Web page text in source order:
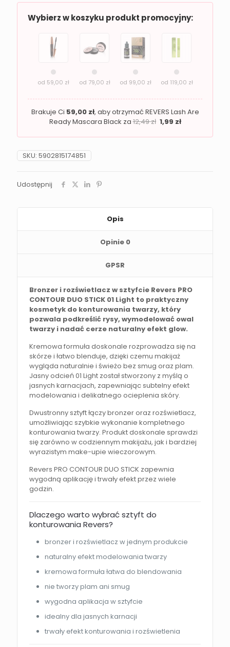
w
sztyfcie
Revers
Wybierz w koszyku produkt promocyjny:
od 59,00 zł od 79,00 zł od 99,00 zł od 119,00 zł
Brakuje Ci 59,00 zł, aby otrzymać REVERS Lash Are
Ready Mascara Black za12,49zł 1,99 zł
SKU: 5902815174851
Udostępnij
Opis
Opinie 0
GPSR
Bronzer i rozświetlacz w sztyfcie Revers PRO
CONTOUR DUO STICK 01 Light to praktyczny
kosmetyk do konturowania twarzy, który
pozwala podkreślić rysy, wymodelować owal
twarzy i nadać cerze naturalny efekt glow.
Kremowa formuła doskonale rozprowadza się na
skórze i łatwo blenduje, dzięki czemu makijaż
wygląda naturalnie i świeżo bez smug oraz plam.
Jasny odcień 01 Light został stworzony z myślą o
jasnych karnacjach, zapewniając subtelny efekt
modelowania i delikatnego ocieplenia skóry.
Dwustronny sztyft łączy bronzer oraz rozświetlacz,
umożliwiając szybkie wykonanie kompletnego
konturowania twarzy. Produkt doskonale sprawdzi
się zarówno w codziennym makijażu, jak i bardziej
wyrazistym make-upie wieczorowym.
Revers PRO CONTOUR DUO STICK zapewnia
wygodną aplikację i trwały efekt przez wiele
godzin.
Dlaczego warto wybrać sztyft do
konturowania Revers?
bronzer i rozświetlacz w jednym produkcie
naturalny efekt modelowania twarzy
kremowa formuła łatwa do blendowania
nie tworzy plam ani smug
wygodna aplikacja w sztyfcie
idealny dla jasnych karnacji
trwały efekt konturowania i rozświetlenia